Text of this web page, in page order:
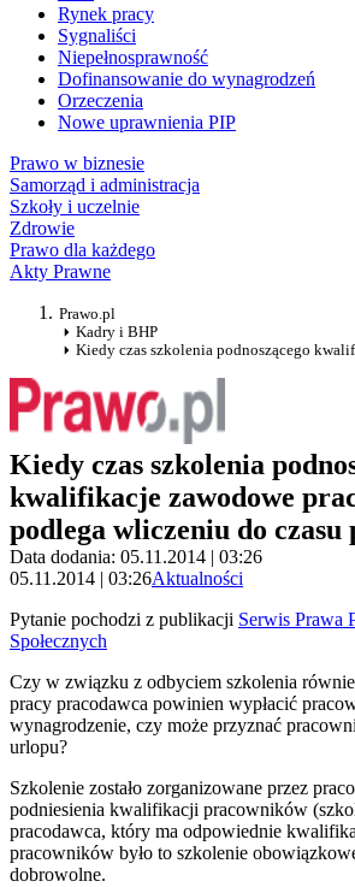
Rynek pracy
Sygnaliści
Niepełnosprawność
Dofinansowanie do wynagrodzeń
Orzeczenia
Nowe uprawnienia PIP
Prawo w biznesie
Samorząd i administracja
Szkoły i uczelnie
Zdrowie
Prawo dla każdego
Akty Prawne
Prawo.pl
Kadry i BHP
Kiedy czas szkolenia podnoszącego
Kiedy czas szkolenia
kwalifikacje zawodowe
podlega wliczeniu do czasu
Data dodania: 05.11.2014 | 03:26
05.11.2014 | 03:26Aktualności
Pytanie pochodzi z publikacji Serwis Prawa
Społecznych
Czy w związku z odbyciem szkolenia
pracy pracodawca powinien wypłacić
wynagrodzenie, czy może przyznać
urlopu?
Szkolenie zostało zorganizowane przez
podniesienia kwalifikacji pracowników
pracodawca, który ma odpowiednie
pracowników było to szkolenie
dobrowolne.